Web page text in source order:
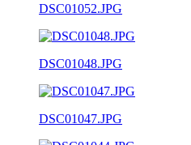
DSC01052.JPG
DSC01048.JPG
DSC01047.JPG